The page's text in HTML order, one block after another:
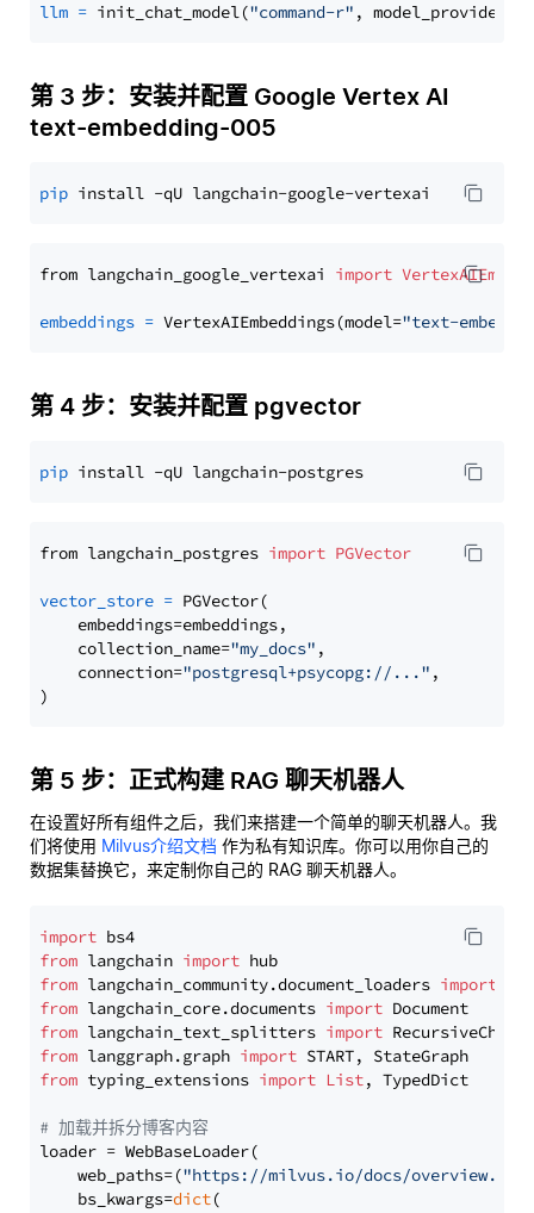
llm = init_chat_model("command-r" , model_provider=
第 3 步：安装并配置 Google Vertex AI
text-embedding-005
pip
from langchain_google_vertexai import
embeddings = VertexAIEmbeddings(model="text-
第 4 步：安装并配置 pgvector
pip
from langchain_postgres import PGVector
vector_store = PGVector(
    embeddings=embeddings,
    collection_name=
"my_docs" ,
    connection=
"postgresql+psycopg://..." ,
第 5 步：正式构建 RAG 聊天机器人
在设置好所有组件之后，我们来搭建一个简单的聊天机器人。我
们将使用 Milvus介绍文档 作为私有知识库。你可以用你自己的
数据集替换它，来定制你自己的 RAG 聊天机器人。
import
from langchain import
from langchain_community.document_loaders import
from langchain_core.documents import
from langchain_text_splitters import
from langgraph.graph import
from typing_extensions import List, TypedDict
# 加载并拆分博客内容
loader = WebBaseLoader(
    web_paths=(
"https://milvus.io/docs/overview.md"
    bs_kwargs=
dict(